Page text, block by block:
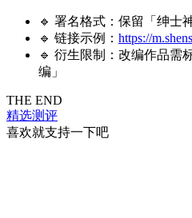
🔹 署名格式：保留「绅士
🔹 链接示例： https://
🔹 衍生限制：改编作品需
编」
THE END
精选测评
喜欢就支持一下吧